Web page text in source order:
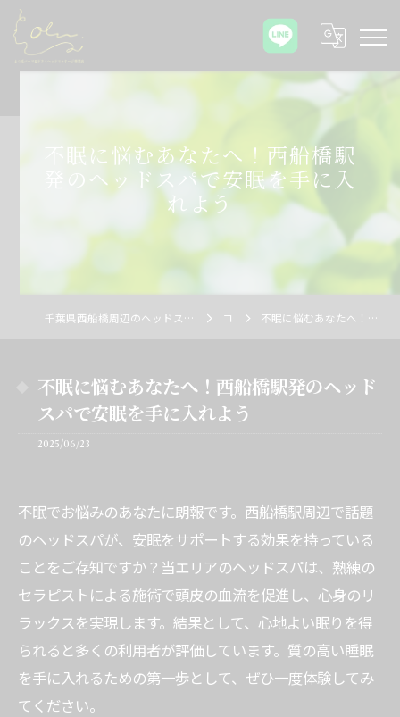
不眠に悩むあなたへ！西船橋駅
発のヘッドスパで安眠を手に入
れよう
千葉県西船橋周辺のヘッドスパならOlu まつ毛パーマ&ドライヘッドマッサージ専門店 コラム 不眠に悩むあなたへ！西船橋駅発のヘッドスパで安眠を手に入れよう
不眠に悩むあなたへ！西船橋駅発のヘッド
スパで安眠を手に入れよう
2025/06/23
不眠でお悩みのあなたに朗報です。西船橋駅周辺で話題
のヘッドスパが、安眠をサポートする効果を持っている
ことをご存知ですか？当エリアのヘッドスパは、熟練の
セラピストによる施術で頭皮の血流を促進し、心身のリ
ラックスを実現します。結果として、心地よい眠りを得
られると多くの利用者が評価しています。質の高い睡眠
を手に入れるための第一歩として、ぜひ一度体験してみ
てください。